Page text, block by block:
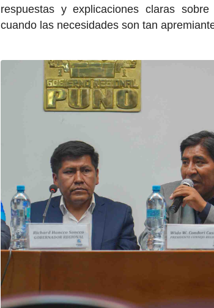
respuestas y explicaciones claras
cuando las necesidades son tan